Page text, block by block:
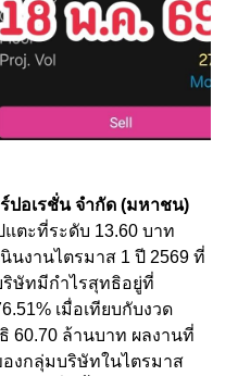
อเรชั่น จำกัด (มหาชน)
ตะที่ระดับ 13.60 บาท
นงานไตรมาส 1 ปี 2569 ที่
ริษัทมีกำไรสุทธิอยู่ที่
เมื่อเทียบกับงวด
60.70 ล้านบาท ผลงานที่
องกลุ่มบริษัทในไตรมาส